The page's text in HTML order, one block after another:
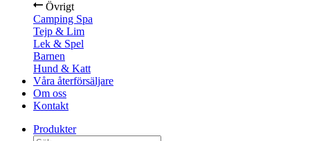
Övrigt
Camping Spa
Tejp & Lim
Lek & Spel
Barnen
Hund & Katt
Våra återförsäljare
Om oss
Kontakt
Produkter